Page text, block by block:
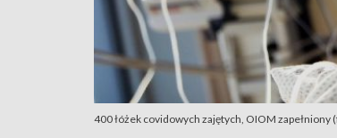
400 łóżek covidowych zajętych, OIOM